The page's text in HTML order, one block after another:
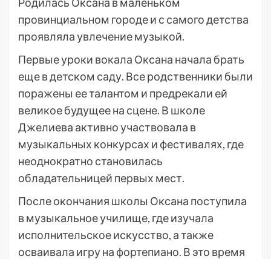
провинциальном городе и с самого детства
проявляла увлечение музыкой.
Первые уроки вокала Оксана начала брать
еще в детском саду. Все родственники были
поражены ее талантом и предрекали ей
великое будущее на сцене. В школе
Джелиева активно участвовала в
музыкальных конкурсах и фестивалях, где
неоднократно становилась
обладательницей первых мест.
После окончания школы Оксана поступила
в музыкальное училище, где изучала
исполнительское искусство, а также
осваивала игру на фортепиано. В это время